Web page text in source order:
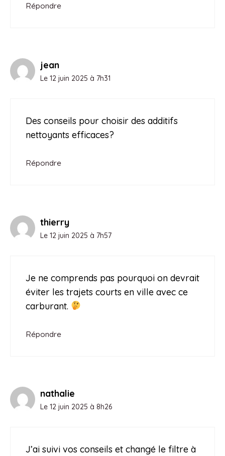
Répondre
jean
Le 12 juin 2025 à 7h31
Des conseils pour choisir des additifs
nettoyants efficaces?
Répondre
thierry
Le 12 juin 2025 à 7h57
Je ne comprends pas pourquoi on devrait
éviter les trajets courts en ville avec ce
carburant.
Répondre
nathalie
Le 12 juin 2025 à 8h26
J’ai suivi vos conseils et changé le filtre à